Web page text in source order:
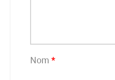
Nom *